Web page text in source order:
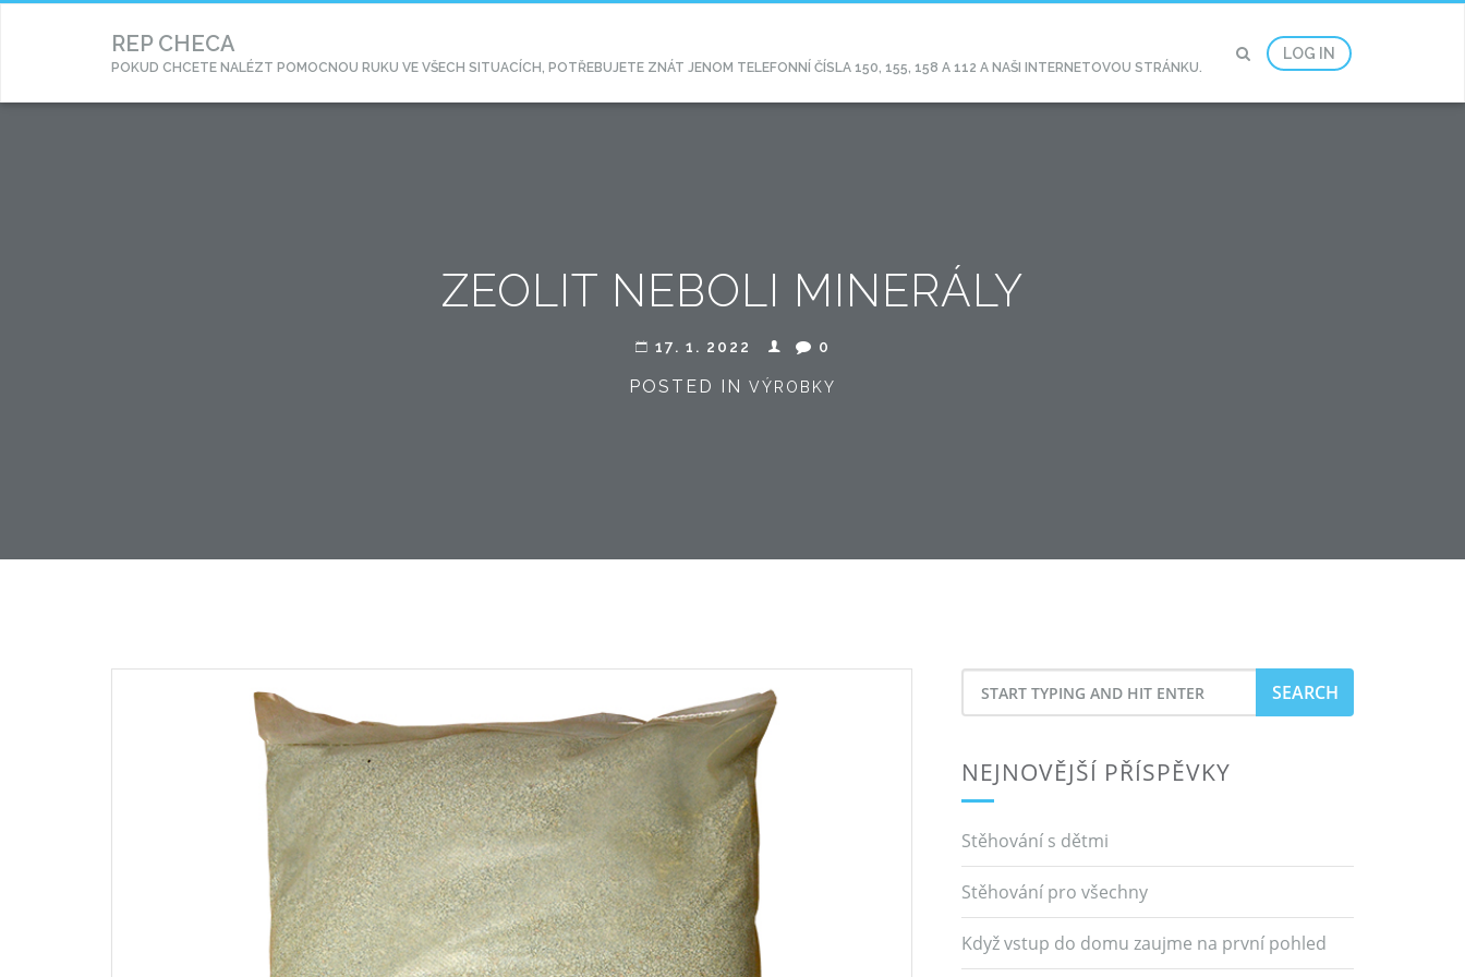
REP CHECA
POKUD CHCETE NALÉZT POMOCNOU RUKU VE VŠECH SITUACÍCH, POTŘEBUJETE ZNÁT JENOM TELEFONNÍ ČÍSLA 150, 155, 158 A 112 A NAŠI INTERNETOVOU STRÁNKU.
LOG IN
ZEOLIT NEBOLI MINERÁLY
17. 1. 2022 0
POSTED IN VÝROBKY
for
NEJNOVĚJŠÍ PŘÍSPĚVKY
Stěhování s dětmi
Stěhování pro všechny
Když vstup do domu zaujme na první pohled